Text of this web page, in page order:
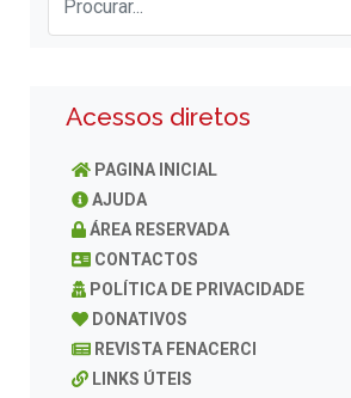
Acessos diretos
PAGINA INICIAL
AJUDA
ÁREA RESERVADA
CONTACTOS
POLÍTICA DE PRIVACIDADE
DONATIVOS
REVISTA FENACERCI
LINKS ÚTEIS